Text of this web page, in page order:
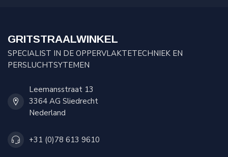
GRITSTRAALWINKEL
SPECIALIST IN DE OPPERVLAKTETECHNIEK EN
PERSLUCHTSYTEMEN
Leemansstraat 13
3364 AG Sliedrecht
Nederland
+31 (0)78 613 9610